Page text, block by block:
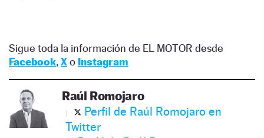
Sigue toda la información de EL MOTOR desde
Facebook, Xo Instagram
Raúl Romojaro
Perfil de Raúl Romojaro en
Twitter